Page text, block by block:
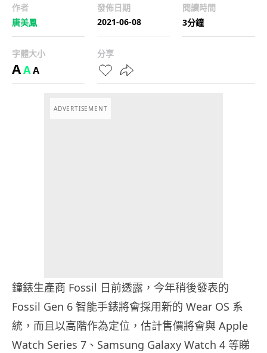
作者
唐美鳳
發佈日期
2021-06-08
閱讀時間
3分鐘
字體大小
AAA
分享
ADVERTISEMENT
鐘錶生產商 Fossil 日前透露，今年稍後發表的
Fossil Gen 6 智能手錶將會採用新的 Wear OS 系
統，而且以高階作為定位，估計售價將會與 Apple
Watch Series 7、Samsung Galaxy Watch 4 等睇